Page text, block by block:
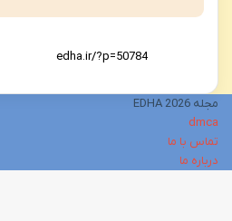
مجله EDHA 2026
dmca
تماس با ما
درباره ما